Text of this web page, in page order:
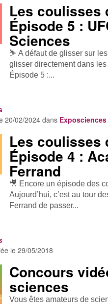
Les coulisses
Épisode 5 :
Sciences
⛷️ A défaut de glisser sur
glisser directement dans
Épisode 5 :...
20/02/2024 dans
Les coulisses
Épisode 4 :
Ferrand
🎥 Encore un épisode des
Aujourd’hui, c’est au tour
Ferrand de passer...
le29/05/2018
Concours
sciences
Vous êtes amateurs de